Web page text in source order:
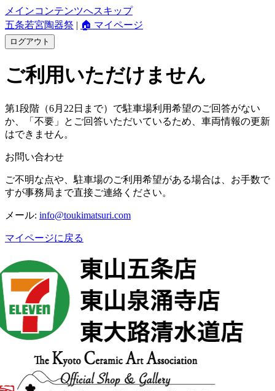
メインコンテンツへスキップ
五条若宮陶器祭 | 🏠 マイページ
ログアウト
ご利用いただけません
第1段階（6月22日まで）で駐車場利用希望のご回答がない
か、「不要」とご回答いただいているため、車両情報の更新
はできません。
お問い合わせ
ご不明な点や、駐車場のご利用希望がある場合は、お手数で
すが事務局まで直接ご連絡ください。
メール: info@toukimatsuri.com
マイページに戻る